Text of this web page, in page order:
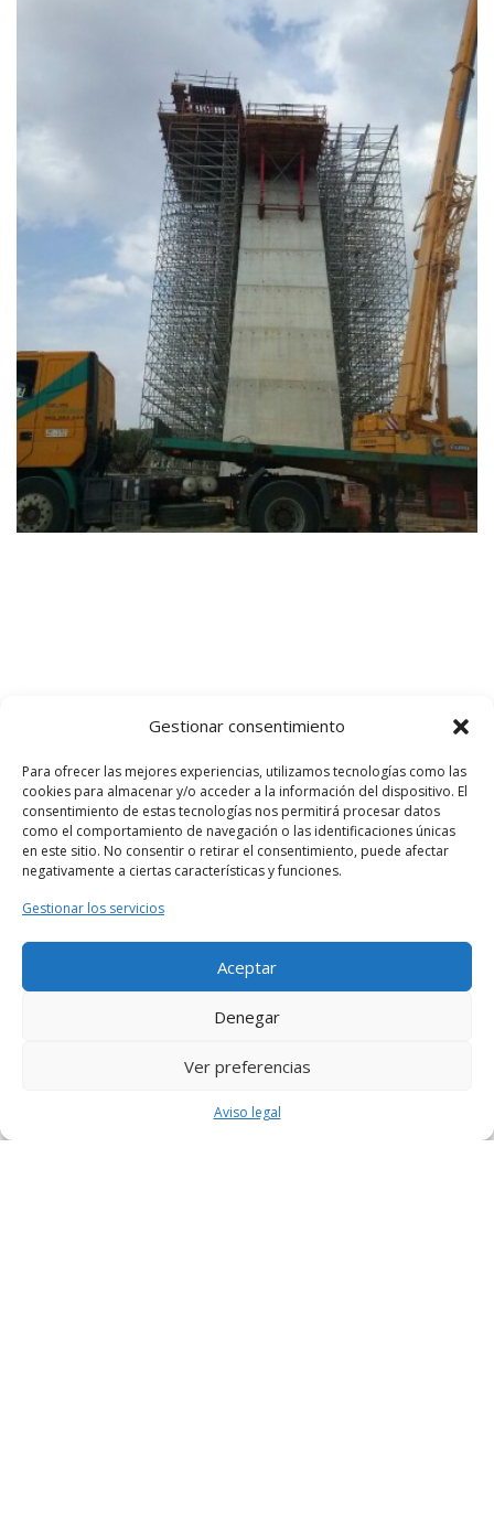
Gestionar consentimiento
Para ofrecer las mejores experiencias, utilizamos tecnologías como las
cookies para almacenar y/o acceder a la información del dispositivo. El
consentimiento de estas tecnologías nos permitirá procesar datos
como el comportamiento de navegación o las identificaciones únicas
en este sitio. No consentir o retirar el consentimiento, puede afectar
negativamente a ciertas características y funciones.
Gestionar los servicios
Aceptar
Denegar
Ver preferencias
Aviso legal